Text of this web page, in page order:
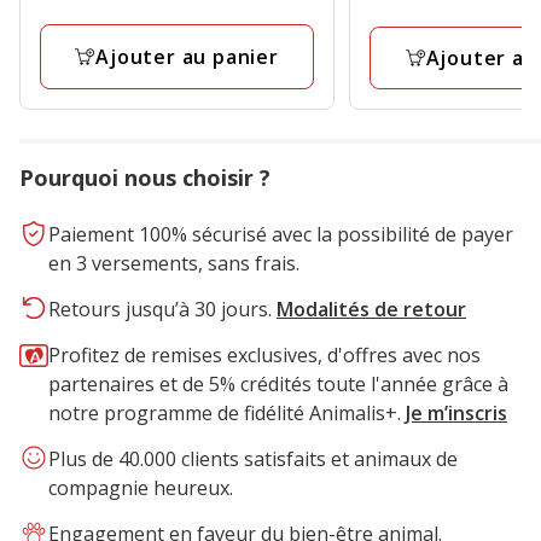
Ajouter au panier
Ajouter
Pourquoi nous choisir ?
Paiement 100% sécurisé avec la possibilité de payer
en 3 versements, sans frais.
Retours jusqu’à 30 jours. Modalités de retour
Profitez de remises exclusives, d'offres avec nos
partenaires et de 5% crédités toute l'année grâce à
notre programme de fidélité Animalis+. Je m’inscris
Plus de 40.000 clients satisfaits et animaux de
compagnie heureux.
Engagement en faveur du bien-être animal.